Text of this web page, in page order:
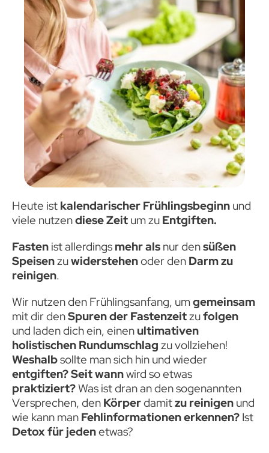
Heute ist kalendarischer Frühlingsbeginn und
viele nutzendiese Zeit um zu Entgiften.
Fasten ist allerdings mehr als nur densüßen
Speisenzuwiderstehenoder den Darm zu
reinigen.
Wir nutzen den Frühlingsanfang, umgemeinsam
mit dir denSpuren der Fastenzeitzufolgen
und laden dich ein, einen ultimativen
holistischen Rundumschlag zu vollziehen!
Weshalbsollte man sich hin und wieder
entgiften?Seit wannwird so etwas
praktiziert?Was ist dran an den sogenannten
Versprechen, den Körperdamitzu reinigen und
wie kann man Fehlinformationen erkennen? Ist
Detox für jedenetwas?